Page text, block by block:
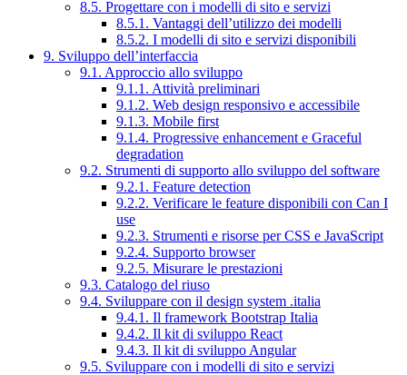
8.5. Progettare con i modelli di sito e servizi
8.5.1. Vantaggi dell’utilizzo dei modelli
8.5.2. I modelli di sito e servizi disponibili
9. Sviluppo dell’interfaccia
9.1. Approccio allo sviluppo
9.1.1. Attività preliminari
9.1.2. Web design responsivo e accessibile
9.1.3. Mobile first
9.1.4. Progressive enhancement e Graceful
degradation
9.2. Strumenti di supporto allo sviluppo del software
9.2.1. Feature detection
9.2.2. Verificare le feature disponibili con Can I
use
9.2.3. Strumenti e risorse per CSS e JavaScript
9.2.4. Supporto browser
9.2.5. Misurare le prestazioni
9.3. Catalogo del riuso
9.4. Sviluppare con il design system .italia
9.4.1. Il framework Bootstrap Italia
9.4.2. Il kit di sviluppo React
9.4.3. Il kit di sviluppo Angular
9.5. Sviluppare con i modelli di sito e servizi